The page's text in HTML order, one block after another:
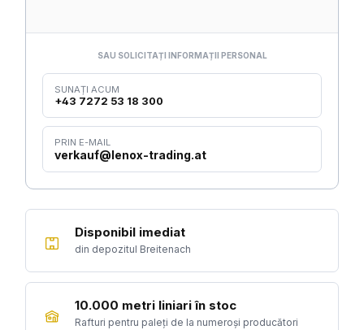
SAU SOLICITAȚI INFORMAȚII PERSONAL
SUNAȚI ACUM
+43 7272 53 18 300
PRIN E-MAIL
verkauf@lenox-trading.at
Disponibil imediat
din depozitul Breitenach
10.000 metri liniari în stoc
Rafturi pentru paleți de la numeroși producători